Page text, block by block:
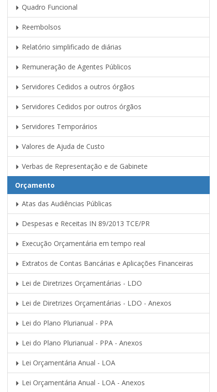
Quadro Funcional
Reembolsos
Relatório simplificado de diárias
Remuneração de Agentes Públicos
Servidores Cedidos a outros órgãos
Servidores Cedidos por outros órgãos
Servidores Temporários
Valores de Ajuda de Custo
Verbas de Representação e de Gabinete
Orçamento
Atas das Audiências Públicas
Despesas e Receitas IN 89/2013 TCE/PR
Execução Orçamentária em tempo real
Extratos de Contas Bancárias e Aplicações Financeiras
Lei de Diretrizes Orçamentárias - LDO
Lei de Diretrizes Orçamentárias - LDO - Anexos
Lei do Plano Plurianual - PPA
Lei do Plano Plurianual - PPA - Anexos
Lei Orçamentária Anual - LOA
Lei Orçamentária Anual - LOA - Anexos